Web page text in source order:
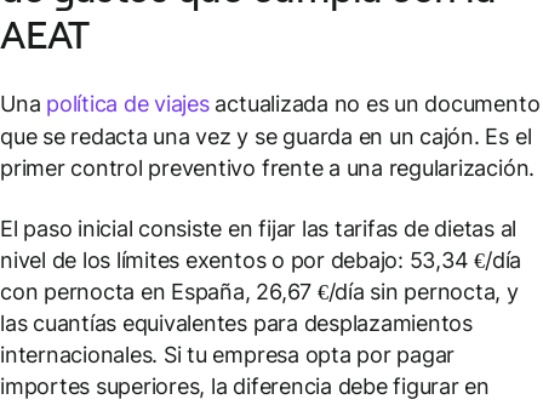
AEAT
Una política de viajesactualizada no es un documento
que se redacta una vez y se guarda en un cajón. Es el
primer control preventivo frente a una regularización.
El paso inicial consiste en fijar las tarifas de dietas al
nivel de los límites exentos o por debajo: 53,34 €/día
con pernocta en España, 26,67 €/día sin pernocta, y
las cuantías equivalentes para desplazamientos
internacionales. Si tu empresa opta por pagar
importes superiores, la diferencia debe figurar en